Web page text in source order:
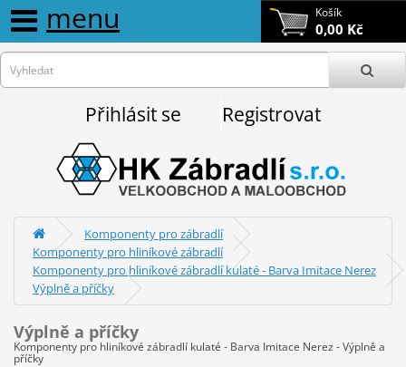
Košík
0,00 Kč
menu
Přihlásit se Registrovat
Komponenty pro zábradlí
Komponenty pro hliníkové zábradlí
Komponenty pro hliníkové zábradlí kulaté - Barva Imitace Nerez
Výplně a příčky
Výplně a příčky
Komponenty pro hliníkové zábradlí kulaté - Barva Imitace Nerez - Výplně a
příčky